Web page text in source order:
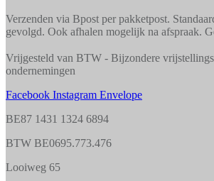
Verzenden via Bpost per pakketpost.
gevolgd. Ook afhalen mogelijk na afspraak.
Vrijgesteld van BTW - Bijzondere
ondernemingen
Facebook Instagram Envelope
BE87 1431 1324 6894
BTW BE0695.773.476
Looiweg 65